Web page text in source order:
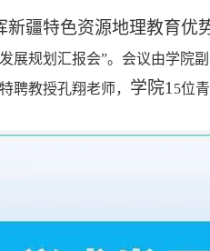
新疆特色资源地理教育优
展规划汇报会”。 会议由学院
聘教授孔翔老师， 学院1 5位